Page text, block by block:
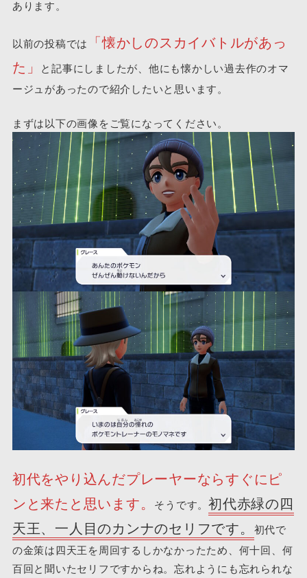
あります。
以前の投稿では
「懐かしのスカイバトルがあっ
た」
と記事にしましたが、他にも懐かしい過去作のオマ
ージュがあったので紹介したいと思います。
まずは以下の画像をご覧になってください。
初代をやり込んだプレーヤーならすぐにピ
ンと来たと思います。
そうです。初代赤緑の四
天王、一人目のカンナのセリフです。
初代で
の金策は四天王を周回するしかなかったため、何十回、何
百回と聞いたセリフですからね。忘れようにも忘れられな